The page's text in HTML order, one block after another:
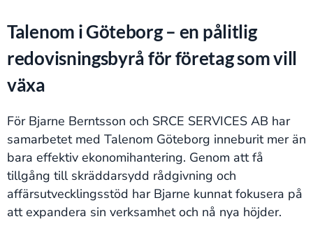
Talenom i Göteborg – en pålitlig
redovisningsbyrå för företag som vill
växa
För Bjarne Berntsson och SRCE SERVICES AB har
samarbetet med Talenom Göteborg inneburit mer än
bara effektiv ekonomihantering. Genom att få
tillgång till skräddarsydd rådgivning och
affärsutvecklingsstöd har Bjarne kunnat fokusera på
att expandera sin verksamhet och nå nya höjder.